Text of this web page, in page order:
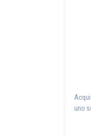
uno